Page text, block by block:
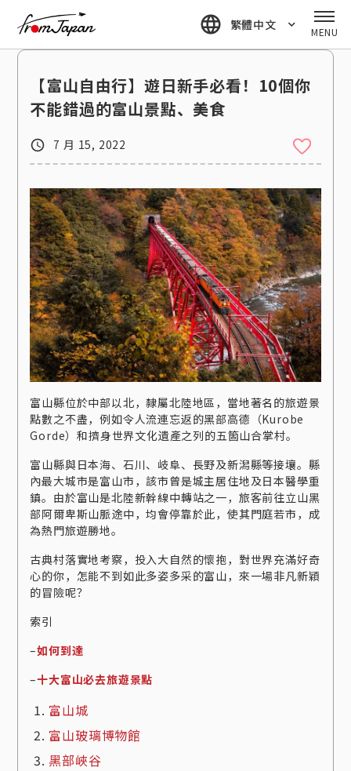
繁體中文 MENU
【富山自由行】遊日新手必看！10個你
不能錯過的富山景點、美食
7 月 15, 2022
富山縣位於中部以北，隸屬北陸地區，當地著名的旅遊景
點數之不盡，例如令人流連忘返的黑部高德（Kurobe
Gorde）和擠身世界文化遺產之列的五箇山合掌村。
富山縣與日本海、石川、岐阜、長野及新潟縣等接壤。縣
內最大城市是富山市，該市曾是城主居住地及日本醫學重
鎮。由於富山是北陸新幹線中轉站之一，旅客前往立山黑
部阿爾卑斯山脈途中，均會停靠於此，使其門庭若市，成
為熱門旅遊勝地。
古典村落實地考察，投入大自然的懷抱，對世界充滿好奇
心的你，怎能不到如此多姿多采的富山，來一場非凡新穎
的冒險呢？
索引
–如何到達
–十大富山必去旅遊景點
富山城
富山玻璃博物館
黑部峽谷